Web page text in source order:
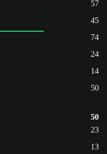
57
45
74
24
14
50
50
23
13